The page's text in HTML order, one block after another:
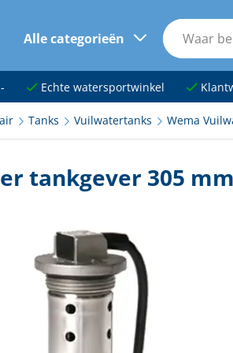
Alle categorieën
Echte watersportwinkel
Tanks Vuilwatertanks Wema
tankgever 305 mm